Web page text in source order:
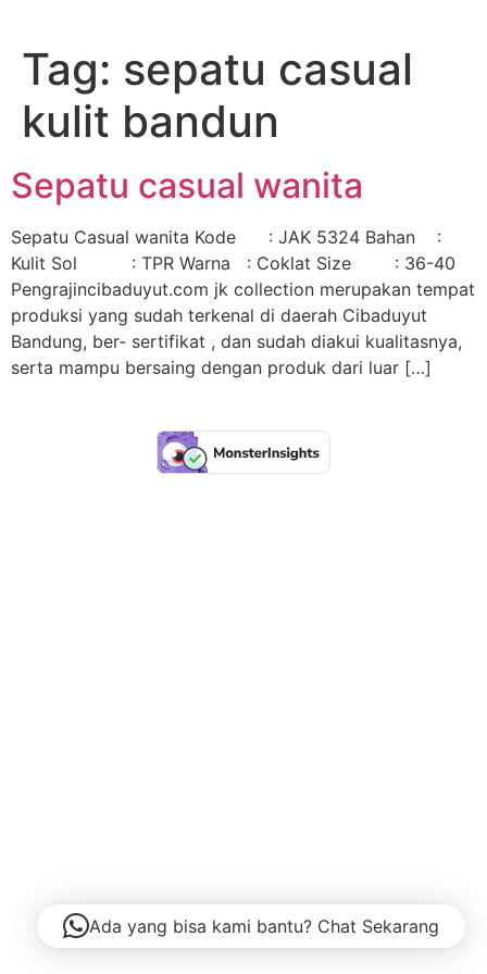
konten
Tag: sepatu casual
kulit bandun
Sepatu casual wanita
Sepatu Casual wanita Kode : JAK 5324 Bahan :
Kulit Sol : TPR Warna : Coklat Size : 36-40
Pengrajincibaduyut.com jk collection merupakan tempat
produksi yang sudah terkenal di daerah Cibaduyut
Bandung, ber- sertifikat , dan sudah diakui kualitasnya,
serta mampu bersaing dengan produk dari luar […]
Ada yang bisa kami bantu? Chat Sekarang